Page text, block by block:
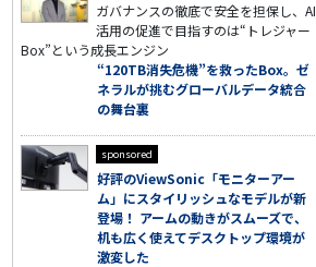
ガバナンスの徹底で安全を担保し、AI
活用の促進で目指すのは“トレジャー
Box”という成長エンジン
“120TB消失危機”を救ったBox。ゼ
ネラルが挑むグローバルデータ統合
の舞台裏
sponsored
好評のViewSonic「モニターアー
ム」にスタイリッシュなモデルが新
登場！ アームの動きがスムーズで、
机も広く使えてデスクトップ環境が
激変した